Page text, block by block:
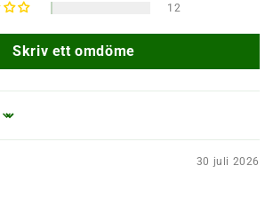
12
Skriv ett omdöme
30 juli 2026